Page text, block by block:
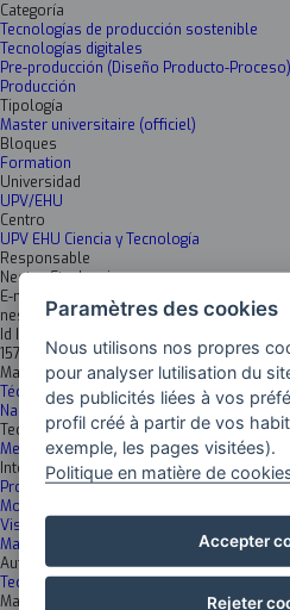
Categoría
Tecnologías de producción sostenible
Tecnologías digitales
Pre-producción (Diseño Producto-Proceso)
Producción
Tipología
Master universitaire (officiel)
Bloques
Formation
Universidad
UPV/EHU
Centro
UPV EHU Ciencia y Tecnología
Responsable
Nestor Etxebarria
E-mail
nestor.etxebarria@ehu.eus
Id Inkesta
1571
Materiales avanzados
Técnicas de caracterización y análisis
Nanomateriales
Tecnologías Fabricación Avanzada
Metrología y Tecnologías de inspección
Inteligencia artificial y Data science
Procesamiento avanzado de datos
Modelización
Visión artificial y tecnologías de imagen
Machine learning& Deep learning
Automatización y robótica inteligentes
Tecnologías de control
Materiales Avanzados huella cero
Paramètres des cookies
Nous utilisons nos propres
pour analyser lutilisation du
des publicités liées à vos
profil créé à partir de vos
exemple, les pages visitées).
Politique en matière de
Accepter
Rejeter